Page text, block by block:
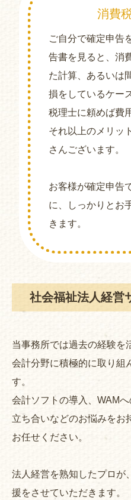
消費
ご自分で確定申告
告書を見ると、消
た計算、あるいは
損をしているケー
税理士に頼めば費
それ以上のメリッ
さんございます。
お客様が確定申告
に、しっかりとお
きます。
社会福祉法人経営
当事務所では過去の経験を
会計分野に積極的に取り組
す。
会計ソフトの導入、WAM
立ち合いなどのお悩みをお
お任せください。
法人経営を熟知したプロが
援をさせていただきます。